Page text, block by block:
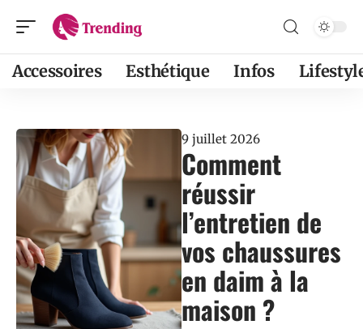
Accessoires Esthétique Infos
9 juillet 2026
Comment
réussir
l’entretien de
vos chaussures
en daim à la
maison ?